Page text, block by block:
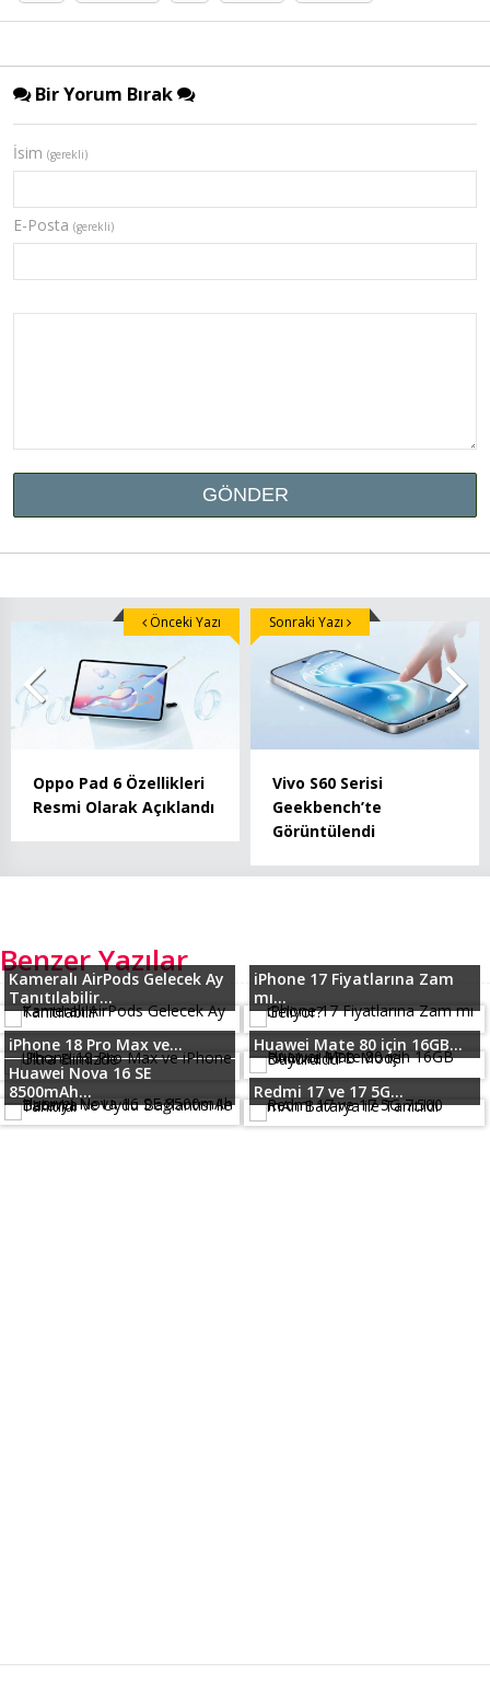
Bir Yorum Bırak
İsim (gerekli)
E-Posta (gerekli)
Oppo Pad 6 Özellikleri
Resmi Olarak Açıklandı
Önceki Yazı
Vivo S60 Serisi
Geekbench’te
Görüntülendi
Sonraki Yazı
Benzer Yazılar
Kameralı AirPods Gelecek Ay
Tanıtılabilir...
iPhone 17 Fiyatlarına Zam
mı...
iPhone 18 Pro Max ve...
Huawei Mate 80 için 16GB...
Huawei Nova 16 SE
8500mAh...
Redmi 17 ve 17 5G...